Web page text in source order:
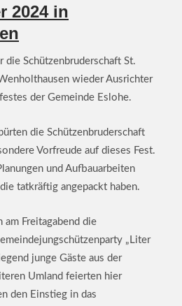
2024 in
die Schützenbruderschaft St.
wieder Ausrichter
der Gemeinde Eslohe.
die Schützenbruderschaft
Vorfreude auf dieses Fest.
und Aufbauarbeiten
tatkräftig angepackt haben.
am Freitagabend die
„Liter
junge Gäste aus der
Umland feierten hier
den Einstieg in das